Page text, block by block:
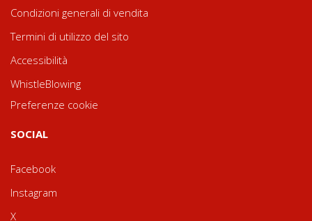
Condizioni generali di vendita
Termini di utilizzo del sito
Accessibilità
WhistleBlowing
Preferenze cookie
SOCIAL
Facebook
Instagram
X